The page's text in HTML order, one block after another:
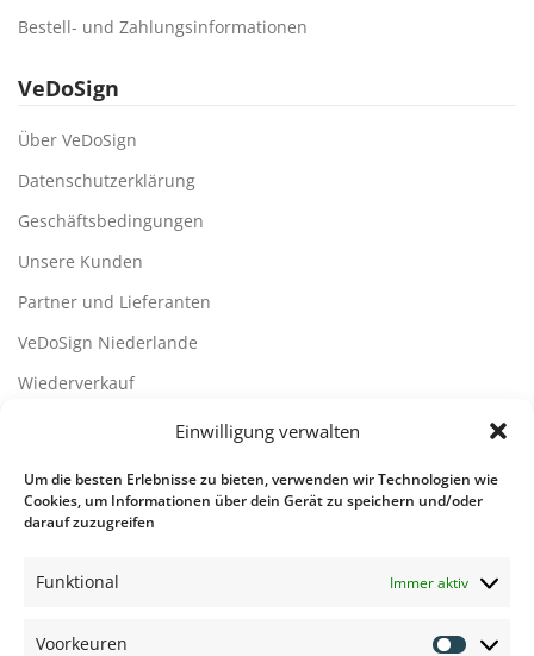
Einwilligung verwalten
Um die besten Erlebnisse zu bieten, verwenden wir Technologien wie
Cookies, um Informationen über dein Gerät zu speichern und/oder
darauf zuzugreifen
Funktional Immer aktiv
Voorkeuren
Bestell- und Zahlungsinformationen
VeDoSign
Über VeDoSign
Datenschutzerklärung
Geschäftsbedingungen
Unsere Kunden
Partner und Lieferanten
VeDoSign Niederlande
Wiederverkauf
Kontact
Kontaktdetails
Übersicht der Rufsysteme
Übersicht der Rufsysteme